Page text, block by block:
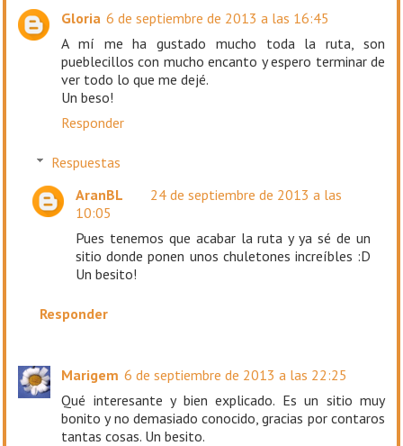
Gloria 6 de septiembre de 2013 a las 16:45
A mí me ha gustado mucho toda la ruta, son
pueblecillos con mucho encanto y espero terminar de
ver todo lo que me dejé.
Un beso!
Responder
Respuestas
AranBL
24 de septiembre de 2013 a las
10:05
Pues tenemos que acabar la ruta y ya sé de un
sitio donde ponen unos chuletones increíbles :D
Un besito!
Responder
Marigem 6 de septiembre de 2013 a las 22:25
Qué interesante y bien explicado. Es un sitio muy
bonito y no demasiado conocido, gracias por contaros
tantas cosas. Un besito.